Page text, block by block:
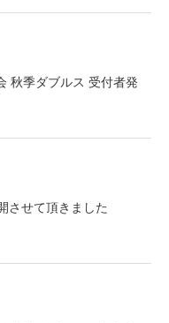
秋季ダブルス 受付者発
させて頂きました